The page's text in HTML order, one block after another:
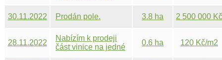
pozemků (1x OP:
p.č. 313, 3x TTP:
684/2) v k.ú.
Jestřebí u České
30.11.2022 Prodán pole. 3.8 ha 2 500 000 Kč
28.11.2022
Nabízím k prodeji
část vinice na jedné
0.6 ha 120 Kč/m2